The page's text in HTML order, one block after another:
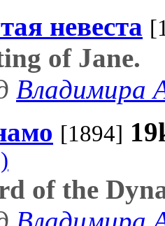
невеста
of Jane.
Владимира
[1894]
of the